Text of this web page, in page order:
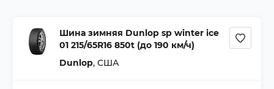
Шина зимняя Dunlop sp winter ice
01 215/65R16 850t (до 190 км/ч)
Dunlop, США